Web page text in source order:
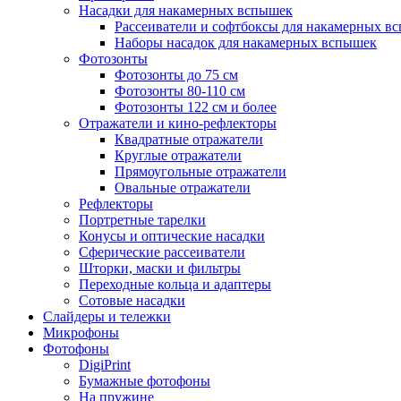
Насадки для накамерных вспышек
Рассеиватели и софтбоксы для накамерных
Наборы насадок для накамерных вспышек
Фотозонты
Фотозонты до 75 см
Фотозонты 80-110 см
Фотозонты 122 см и более
Отражатели и кино-рефлекторы
Квадратные отражатели
Круглые отражатели
Прямоугольные отражатели
Овальные отражатели
Рефлекторы
Портретные тарелки
Конусы и оптические насадки
Сферические рассеиватели
Шторки, маски и фильтры
Переходные кольца и адаптеры
Сотовые насадки
Слайдеры и тележки
Микрофоны
Фотофоны
DigiPrint
Бумажные фотофоны
На пружине